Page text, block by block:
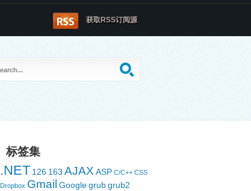
获取RSS订阅源
标签集
.NET 126 163 AJAX ASP C/C++ CSS
Dropbox Gmail Googlegrubgrub2